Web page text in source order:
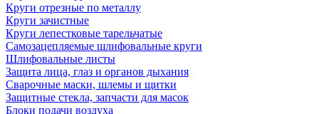
Круги отрезные по металлу
Круги зачистные
Круги лепестковые тарельчатые
Самозацепляемые шлифовальные круги
Шлифовальные листы
Защита лица, глаз и органов дыхания
Сварочные маски, шлемы и щитки
Защитные стекла, запчасти для масок
Блоки подачи воздуха